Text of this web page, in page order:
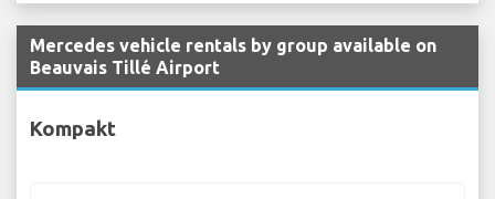
Mercedes vehicle rentals by group available on
Beauvais Tillé Airport
Kompakt